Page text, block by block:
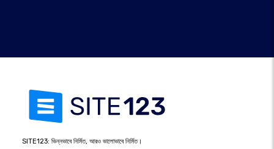
SITE123: ভিন্নভাবে নির্মিত, আরও ভালোভাবে নির্মিত।